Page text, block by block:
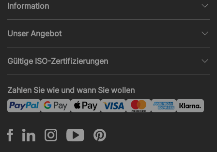
Information
AGB und Widerruf
Beliebte Seiten
News und Artikel
Unser Angebot
Projekte, Angebote & Montage
Montage
Zahlen Sie wie und wann Sie wollen
Gültige ISO-Zertifizierungen
ISO 14001
ISO 45001